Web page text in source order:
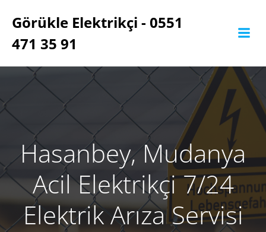
geç
Görükle Elektrikçi - 0551
471 35 91
Hasanbey, Mudanya
Acil Elektrikçi 7/24
Elektrik Arıza Servisi